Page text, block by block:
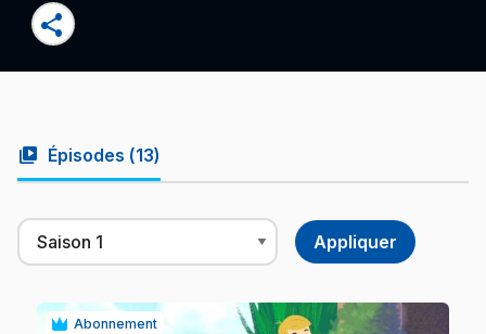
share
video_library Épisodes (13)
Abonnement